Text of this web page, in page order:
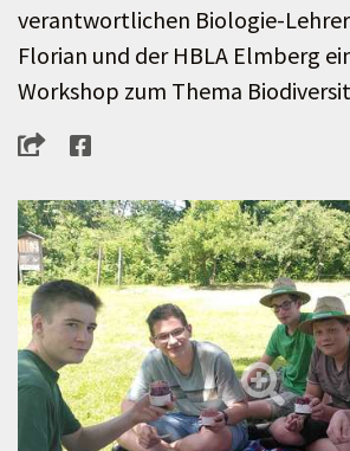
verantwortlichen Biologie-
Florian und der HBLA Elmberg
Workshop zum Thema